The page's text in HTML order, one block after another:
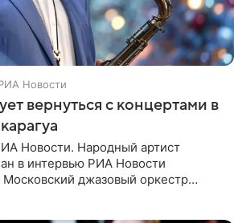
Новости
вернуться с концертами в
Новости. Народный артист
в интервью РИА Новости
Московский джазовый оркестр